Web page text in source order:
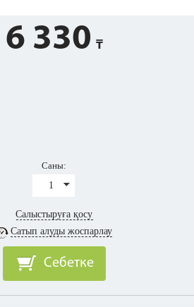
6 330
Саны:
1
Салыстыруға қосу
Сатып алуды жоспарлау
Себетке